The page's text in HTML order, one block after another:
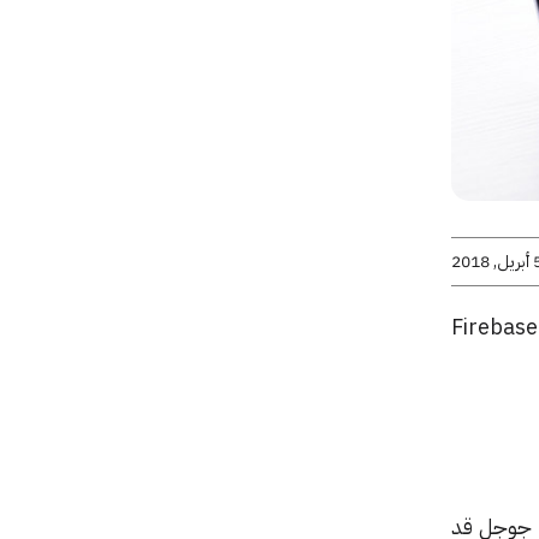
2018
قررت شركة جوجل ، استبدال خدمة اختصار الروابط الشهيرة، goo.gl URL، بخدمة روابط جديدة Firebase
جوجل قد